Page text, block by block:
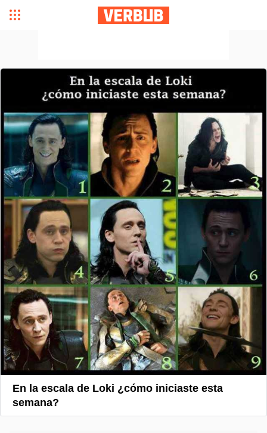
En la escala de Loki ¿cómo iniciaste esta
semana?